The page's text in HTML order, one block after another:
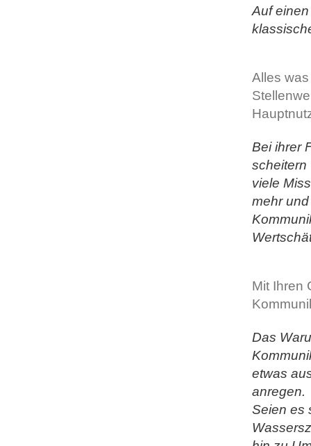
Auf
Alles
Bei ihrer
scheitern
viele
mehr
Mit Ihren
Das
etwas
anregen.
Seien es